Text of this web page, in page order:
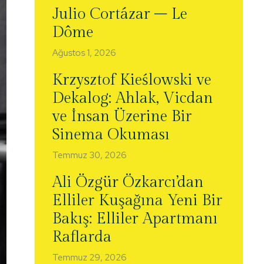
Julio Cortázar – Le
Dôme
Ağustos 1, 2026
Krzysztof Kieślowski ve
Dekalog: Ahlak, Vicdan
ve İnsan Üzerine Bir
Sinema Okuması
Temmuz 30, 2026
Ali Özgür Özkarcı’dan
Elliler Kuşağına Yeni Bir
Bakış: Elliler Apartmanı
Raflarda
Temmuz 29, 2026